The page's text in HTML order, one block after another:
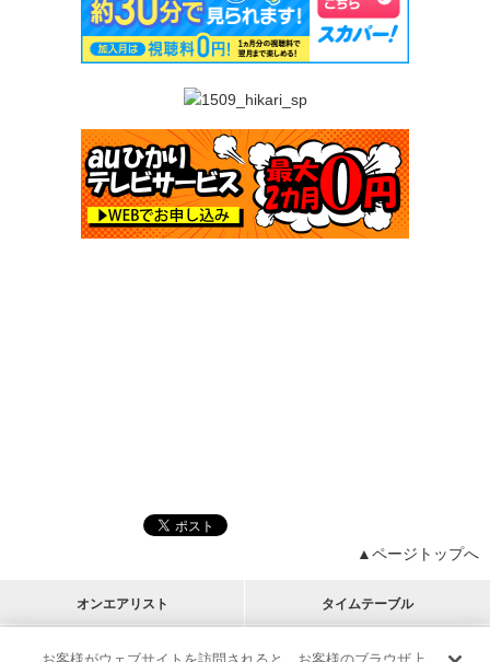
▲ページトップへ
オンエアリスト タイムテーブル
プログラムリスト チャート